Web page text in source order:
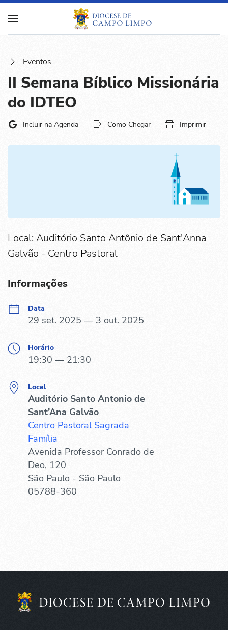
Eventos
II Semana Bíblico Missionária
do IDTEO
Incluir na Agenda Como Chegar Imprimir
Local: Auditório Santo Antônio de Sant'Anna
Galvão - Centro Pastoral
Informações
Data
29 set. 2025 — 3 out. 2025
Horário
19:30 — 21:30
Local
Auditório Santo Antonio de
Sant’Ana Galvão
Centro Pastoral Sagrada
Família
Avenida Professor Conrado de
Deo, 120
São Paulo - São Paulo
05788-360